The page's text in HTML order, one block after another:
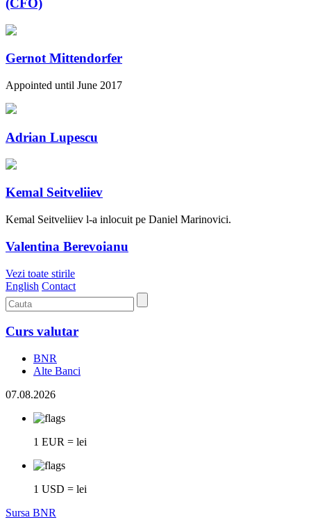
(CFO)
Gernot Mittendorfer
Appointed until June 2017
Adrian Lupescu
Kemal Seitveliiev
Kemal Seitveliiev l-a inlocuit pe Daniel Marinovici.
Valentina Berevoianu
Vezi toate stirile
English Contact
Curs valutar
BNR
Alte Banci
07.08.2026
1 EUR = lei
1 USD = lei
Sursa BNR